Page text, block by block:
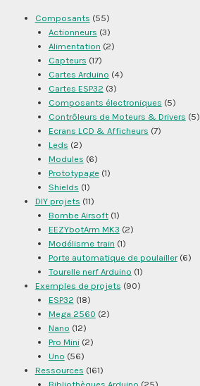
Composants (55)
Actionneurs (3)
Alimentation (2)
Capteurs (17)
Cartes Arduino (4)
Cartes ESP32 (3)
Composants électroniques (5)
Contrôleurs de Moteurs & Drivers (5)
Ecrans LCD & Afficheurs (7)
Leds (2)
Modules (6)
Prototypage(1)
Shields (1)
DIY projets (11)
Bombe Airsoft(1)
EEZYbotArm MK3 (2)
Modélisme train (1)
Porte automatique de poulailler(6)
Tourelle nerf Arduino (1)
Exemples de projets (90)
ESP32 (18)
Mega 2560 (2)
Nano (12)
Pro Mini(2)
Uno (56)
Ressources (161)